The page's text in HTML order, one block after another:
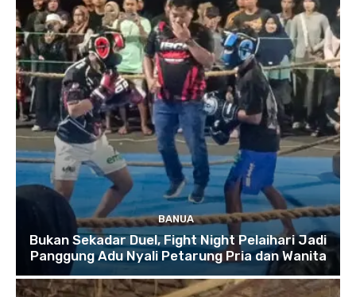
BANUA
Bukan Sekadar Duel, Fight Night Pelaihari Jadi
Panggung Adu Nyali Petarung Pria dan Wanita